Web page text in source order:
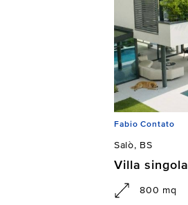
Fabio Contato
Salò, BS
Villa singola
800 mq